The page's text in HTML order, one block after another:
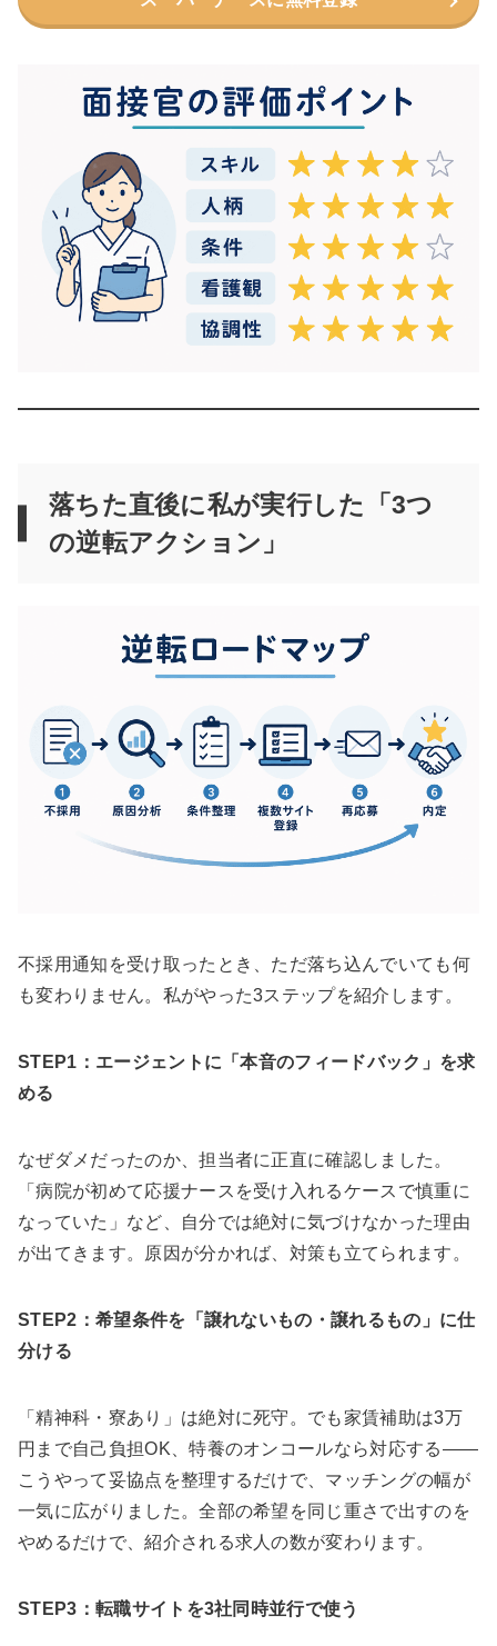
落ちた直後に私が実行した「3つ
の逆転アクション」
不採用通知を受け取ったとき、ただ落ち込んでいても何
も変わりません。私がやった3ステップを紹介します。
STEP1：エージェントに「本音のフィードバック」を求
める
なぜダメだったのか、担当者に正直に確認しました。
「病院が初めて応援ナースを受け入れるケースで慎重に
なっていた」など、自分では絶対に気づけなかった理由
が出てきます。原因が分かれば、対策も立てられます。
STEP2：希望条件を「譲れないもの・譲れるもの」に仕
分ける
「精神科・寮あり」は絶対に死守。でも家賃補助は3万
円まで自己負担OK、特養のオンコールなら対応する——
こうやって妥協点を整理するだけで、マッチングの幅が
一気に広がりました。全部の希望を同じ重さで出すのを
やめるだけで、紹介される求人の数が変わります。
STEP3：転職サイトを3社同時並行で使う